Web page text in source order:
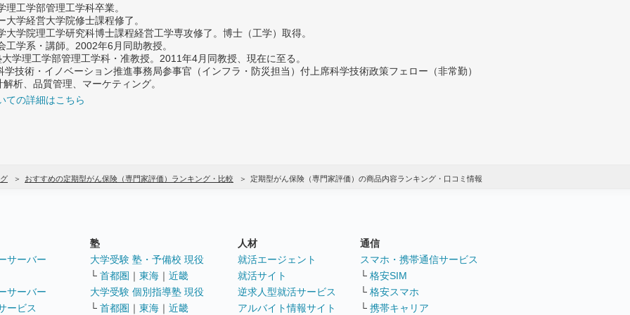
工学部管理工学科卒業。
学経営大学院修士課程修了。
大学院理工学研究科博士課程経営工学専攻修了。博士（工学）取得。
工学系・講師。2002年6月同助教授。
学理工学部管理工学科・准教授。2011年4月同教授、現在に至る。
技術・イノベーション推進事務局参事官（インフラ・防災担当）付上席科学技術政策フェロー（非常勤）
析、品質管理、マーケティング。
の詳細はこちら
おすすめの定期型がん保険（専門家評価）ランキング・比較 定期型がん保険（専門家評価）の商品内容ランキング・口コミ情報
サーバー
サーバー
ービス
塾
大学受験 塾・予備校 現役
└ 首都圏 ｜ 東海 ｜ 近畿
大学受験 個別指導塾 現役
└ 首都圏 ｜ 東海 ｜ 近畿
人材
就活エージェント
就活サイト
逆求人型就活サービス
アルバイト情報サイト
通信
スマホ・携帯通信サービス
└ 格安SIM
└ 格安スマホ
└ 携帯キャリア